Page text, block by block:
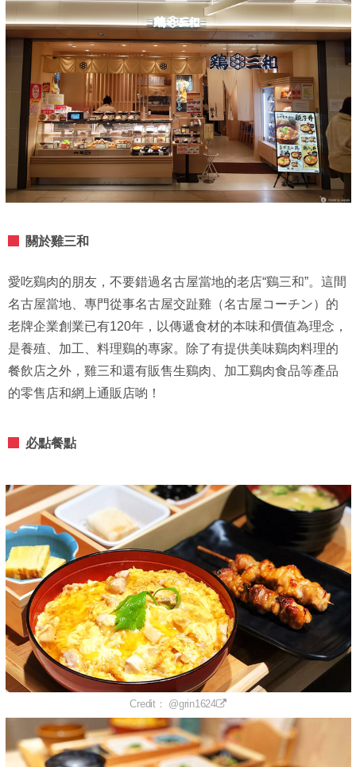
關於雞三和
愛吃鷄肉的朋友，不要錯過名古屋當地的老店“鷄三和”。這間
名古屋當地、專門從事名古屋交趾雞（名古屋コーチン）的
老牌企業創業已有120年，以傳遞食材的本味和價值為理念，
是養殖、加工、料理鷄的專家。除了有提供美味鷄肉料理的
餐飲店之外，雞三和還有販售生鷄肉、加工鷄肉食品等產品
的零售店和網上通販店喲！
必點餐點
Credit： @grin1624